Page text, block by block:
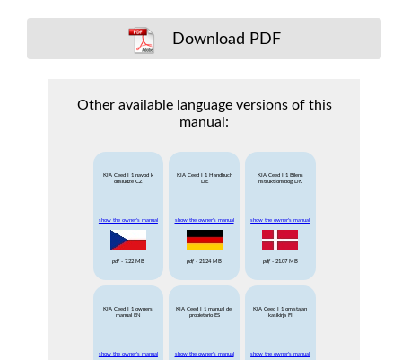
Download PDF
Other available language versions of this
manual:
KIA Ceed I 1 navod k
obsludze CZ
show the owner's manual
pdf- 7.22 MB
KIA Ceed I 1 Handbuch
DE
show the owner's manual
pdf - 21.24 MB
KIA Ceed I 1 Bilens
instruktionsbog DK
show the owner's manual
pdf- 21.07 MB
KIA Ceed I 1 owners
manual EN
show the owner's manual
KIA Ceed I 1 manual del
propietario ES
show the owner's manual
KIA Ceed I 1 omistajan
kasikirja FI
show the owner's manual